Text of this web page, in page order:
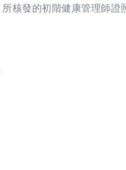
核發的初階健康管理師證